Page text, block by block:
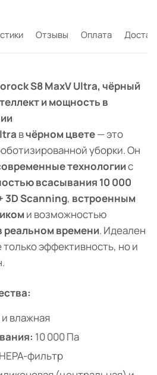
Отзывы Оплата
S8 MaxV Ultra, чёрный
и мощность в
вчёрном цвете— это
уборки. Он
технологиис
всасывания 10 000
3D Scanning, встроенным
и возможностью
реальном времени. Идеален
только эффективность, но и
и влажная
10 000 Па
HEPA-фильтр